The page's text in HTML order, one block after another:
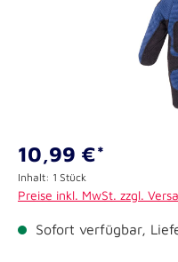
10,99 €*
Inhalt: 1 Stück
Preise inkl. MwSt. zzgl.
Sofort verfügbar,